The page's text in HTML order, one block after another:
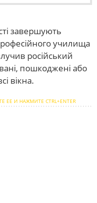
завершують
училища
російський
пошкоджені або
вікна.
И НАЖМИТЕ CTRL+ENTER